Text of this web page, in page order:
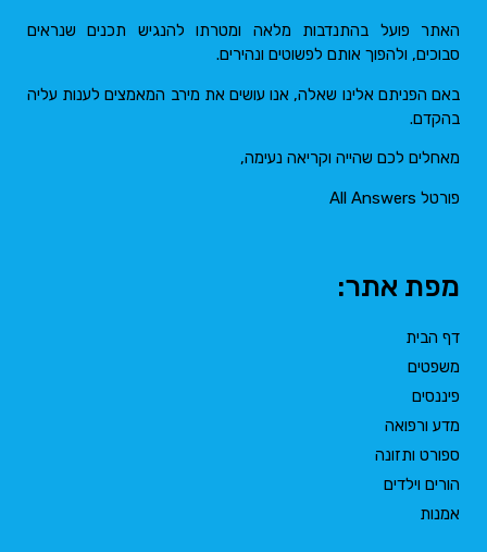
האתר פועל בהתנדבות מלאה ומטרתו להנגיש תכנים שנראים
סבוכים, ולהפוך אותם לפשוטים ונהירים.
באם הפניתם אלינו שאלה, אנו עושים את מירב המאמצים לענות עליה
בהקדם.
מאחלים לכם שהייה וקריאה נעימה,
פורטל All Answers
מפת אתר:
דף הבית
משפטים
פיננסים
מדע ורפואה
ספורט ותזונה
הורים וילדים
אמנות